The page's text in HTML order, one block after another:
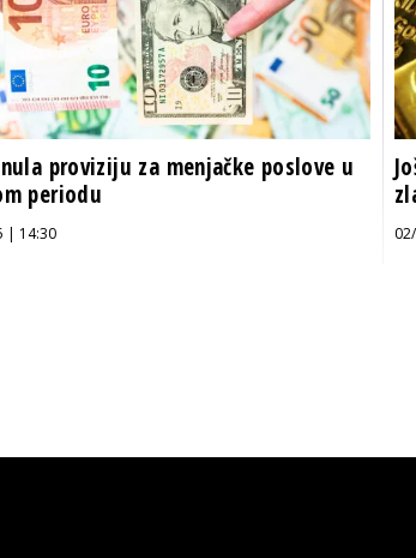
proviziju za menjačke poslove u
periodu
| 14:30